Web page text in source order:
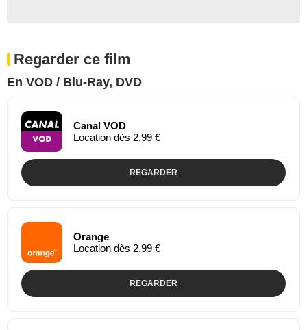
Regarder ce film
En VOD / Blu-Ray, DVD
Canal VOD
Location dès 2,99 €
REGARDER
Orange
Location dès 2,99 €
REGARDER